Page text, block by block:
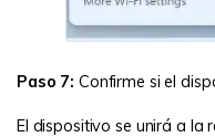
Paso 7: Confirme si el
El dispositivo se unirá a la